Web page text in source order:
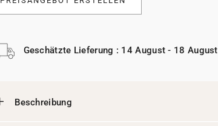
Geschätzte Lieferung : 14 August - 18 August
Beschreibung